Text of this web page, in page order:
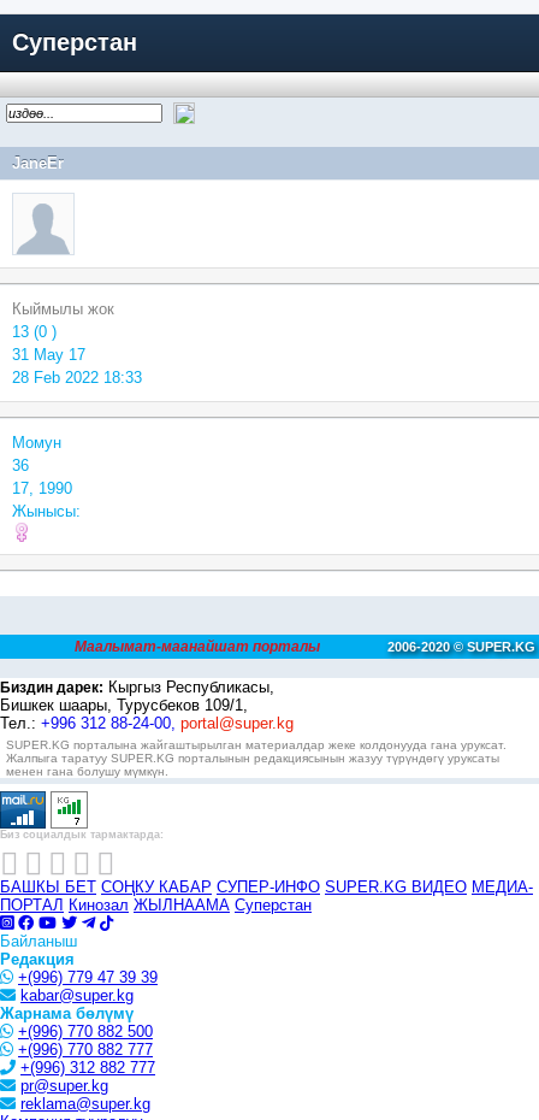
Суперстан
JaneEr
Кыймылы жок
13 (0 )
31 May 17
28 Feb 2022 18:33
Момун
36
17, 1990
Жынысы:
Маалымат-маанайшат порталы 2006-2020 © SUPER.KG
Биздин дарек: Кыргыз Республикасы,
Бишкек шаары, Турусбеков 109/1,
Тел.: +996 312 88-24-00, portal@super.kg
SUPER.KG порталына жайгаштырылган материалдар жеке колдонууда гана уруксат.
Жалпыга таратуу SUPER.KG порталынын редакциясынын жазуу түрүндөгү уруксаты
менен гана болушу мүмкүн.
Биз социалдык тармактарда:
БАШКЫ БЕТ СОҢКУ КАБАР СУПЕР-ИНФО SUPER.KG ВИДЕО МЕДИА-
ПОРТАЛ Кинозал ЖЫЛНААМА Суперстан
Байланыш
Редакция
+(996) 779 47 39 39
kabar@super.kg
Жарнама бөлүмү
+(996) 770 882 500
+(996) 770 882 777
+(996) 312 882 777
pr@super.kg
reklama@super.kg